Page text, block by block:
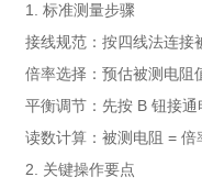
1. 标准测量步骤
接线规范：按四线法连接
倍率选择：预估被测电阻
平衡调节：先按 B 钮接
读数计算：被测电阻 = 倍
2. 关键操作要点